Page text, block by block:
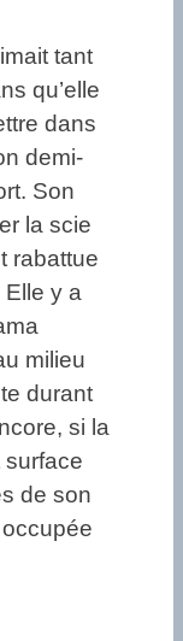
tant
qu’elle
dans
demi-
Son
la scie
rabattue
y a
milieu
durant
si la
surface
de son